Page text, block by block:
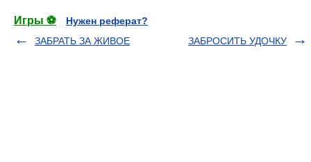
Игры ⚽
Нужен реферат?
ЗАБРАТЬ ЗА ЖИВОЕ
ЗАБРОСИТЬ УДОЧКУ